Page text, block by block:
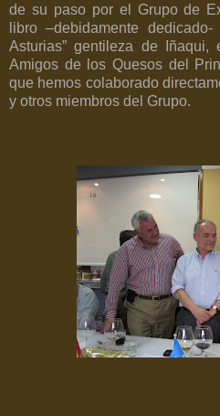
de su paso por el Grupo de
libro –debidamente dedicado-
Asturias” gentileza de
Amigos de los Quesos del
que hemos colaborado
y otros miembros del Grupo.